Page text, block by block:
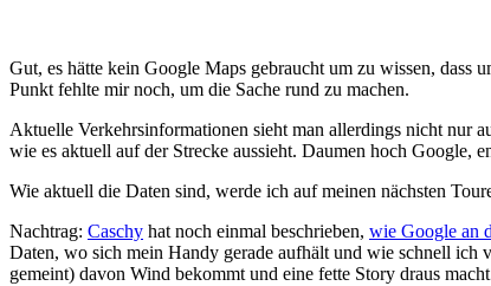
Gut, es hätte kein Google Maps gebraucht um zu wissen,
Punkt fehlte mir noch, um die Sache rund zu machen.
Aktuelle Verkehrsinformationen sieht man allerdings nicht nur
wie es aktuell auf der Strecke aussieht. Daumen hoch Google,
Wie aktuell die Daten sind, werde ich auf meinen nächsten
Nachtrag: Caschy hat noch einmal beschrieben, wie Google an
Daten, wo sich mein Handy gerade aufhält und wie schnell
gemeint) davon Wind bekommt und eine fette Story draus